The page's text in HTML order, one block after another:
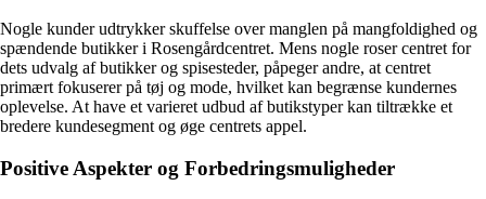
Nogle kunder udtrykker skuffelse over manglen på mangfoldighed og
spændende butikker i Rosengårdcentret. Mens nogle roser centret for
dets udvalg af butikker og spisesteder, påpeger andre, at centret
primært fokuserer på tøj og mode, hvilket kan begrænse kundernes
oplevelse. At have et varieret udbud af butikstyper kan tiltrække et
bredere kundesegment og øge centrets appel.
Positive Aspekter og Forbedringsmuligheder